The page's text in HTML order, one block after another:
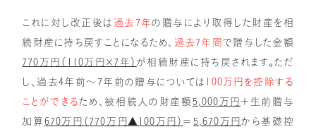
これに対し改正後は 過去7年の贈与により取得した財産を相
続財産に持ち戻すことになるため、 過去7年間 で贈与した金額
770万円（110万円×7年） が相続財産に持ち戻されます。ただ
し、過去4年前～7年前の贈与については
100万円を控除する
ことができるため、被相続人の財産額 5,000万円 ＋生前贈与
加算 670万円（770万円▲100万円） ＝ 5,670万円から基礎控